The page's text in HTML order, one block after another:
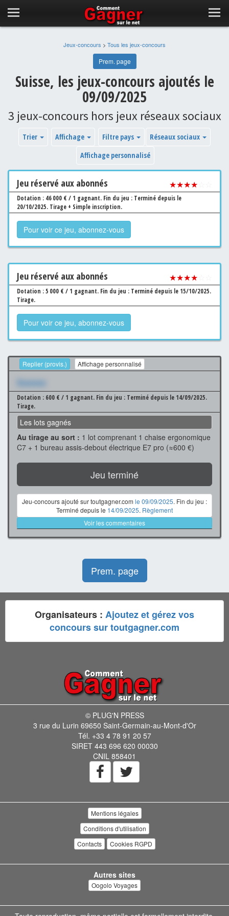
Jeux-concours > Tous les jeux-concours
Prem. page
Suisse, les jeux-concours ajoutés le
09/09/2025
3 jeux-concours hors jeux réseaux sociaux
Trier Affichage Filtre pays
Réseaux sociaux
Affichage personnalisé
Jeu réservé aux abonnés ★★★★
Dotation : 46 000 € / 1 gagnant. Fin du jeu : Terminé depuis le
20/10/2025. Tirage + Simple inscription.
Pour voir ce jeu, abonnez-vous
Jeu réservé aux abonnés ★★★★
Dotation : 5 000 € / 1 gagnant. Fin du jeu : Terminé depuis le 15/10/2025.
Tirage.
Pour voir ce jeu, abonnez-vous
Replier (provis.) Affichage personnalisé
Xxxxxxx
Dotation : 600 € / 1 gagnant. Fin du jeu : Terminé depuis le 14/09/2025.
Tirage.
Les lots gagnés
Au tirage au sort : 1 lot comprenant 1 chaise ergonomique
C7 + 1 bureau assis-debout électrique E7 pro (≈600 €)
Jeu terminé
Jeu-concours ajouté sur toutgagner.com le 09/09/2025. Fin du jeu :
Terminé depuis le 14/09/2025. Règlement
Voir les commentaires
Prem. page
Organisateurs : Ajoutez et gérez vos
concours sur toutgagner.com
© PLUG'N PRESS
3 rue du Lurin 69650 Saint-Germain-au-Mont-d'Or
Tél. +33 4 78 91 20 57
SIRET 443 696 620 00030
CNIL 858401
Mentions légales
Conditions d'utilisation
Contacts
Cookies RGPD
Autres sites
Oogolo Voyages